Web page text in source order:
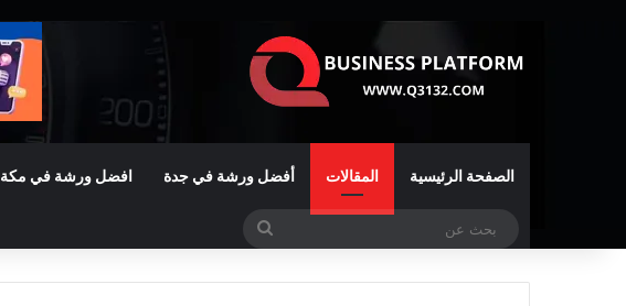
الصفحة الرئيسية المقالات أفضل ورشة في جدة افضل ورشة في مكة